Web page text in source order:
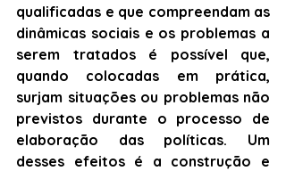
qualificadas e que compreendam as
dinâmicas sociais e os problemas a
serem tratados é possível que,
quando colocadas em prática,
surjam situações ou problemas não
previstos durante o processo de
elaboração das políticas. Um
desses efeitos é a construção e